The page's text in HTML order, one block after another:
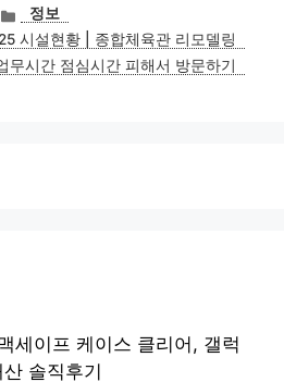
카
테
고
리
정보
시설현황 | 종합체육관 리모델링
무시간 점심시간 피해서 방문하기
세이프 케이스 클리어, 갤럭
솔직후기